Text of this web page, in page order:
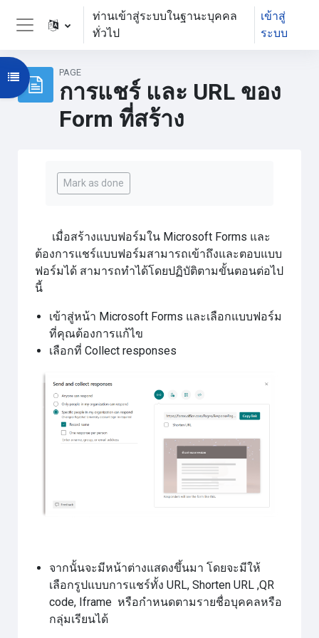
ข้ามไปที่เนื้อหาหลัก
Side panel
ท่านเข้าสู่ระบบในฐานะบุคคล
ทั่วไป
เข้าสู่
ระบบ
PAGE
การแชร์ และ URL ของ
Form ที่สร้าง
Open course index
Mark as done
เมื่อสร้างแบบฟอร์มใน Microsoft Forms และ
ต้องการแชร์แบบฟอร์มสามารถเข้าถึงและตอบแบบ
ฟอร์มได้ สามารถทำได้โดยปฏิบัติตามขั้นตอนต่อไป
นี้
เข้าสู่หน้า Microsoft Forms และเลือกแบบฟอร์ม
ที่คุณต้องการแก้ไข
เลือกที่ Collect responses
จากนั้นจะมีหน้าต่างแสดงขึ้นมา โดยจะมีให้
เลือกรูปแบบการแชร์ทั้ง URL, Shorten URL ,QR
code, Iframe หรือกำหนดตามรายชื่อบุคคลหรือ
กลุ่มเรียนได้